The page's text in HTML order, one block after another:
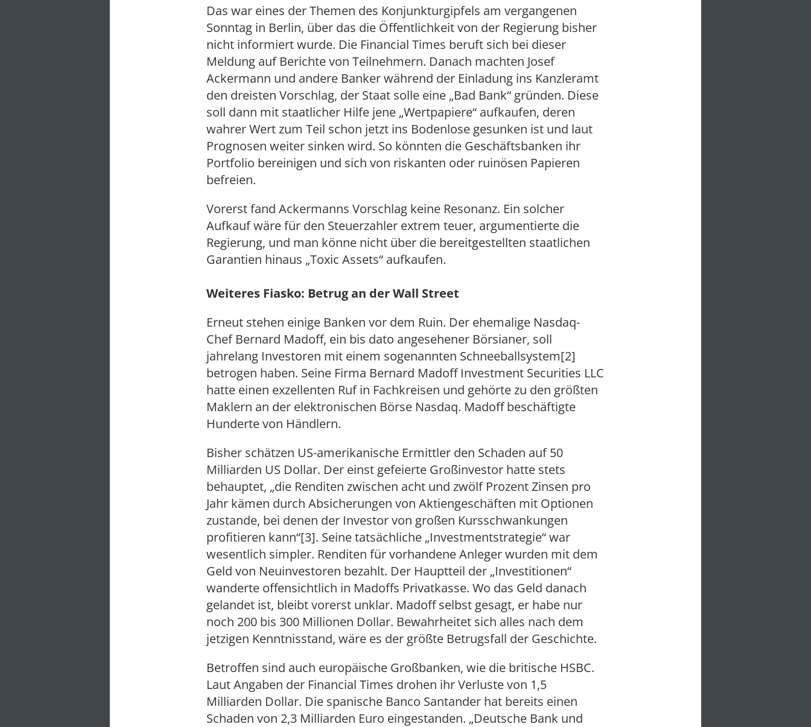
Das war eines der Themen des Konjunkturgipfels am vergangenen
Sonntag in Berlin, über das die Öffentlichkeit von der Regierung bisher
nicht informiert wurde. Die Financial Times beruft sich bei dieser
Meldung auf Berichte von Teilnehmern. Danach machten Josef
Ackermann und andere Banker während der Einladung ins Kanzleramt
den dreisten Vorschlag, der Staat solle eine „Bad Bank“ gründen. Diese
soll dann mit staatlicher Hilfe jene „Wertpapiere“ aufkaufen, deren
wahrer Wert zum Teil schon jetzt ins Bodenlose gesunken ist und laut
Prognosen weiter sinken wird. So könnten die Geschäftsbanken ihr
Portfolio bereinigen und sich von riskanten oder ruinösen Papieren
befreien.
Vorerst fand Ackermanns Vorschlag keine Resonanz. Ein solcher
Aufkauf wäre für den Steuerzahler extrem teuer, argumentierte die
Regierung, und man könne nicht über die bereitgestellten staatlichen
Garantien hinaus „Toxic Assets“ aufkaufen.
Weiteres Fiasko: Betrug an der Wall Street
Erneut stehen einige Banken vor dem Ruin. Der ehemalige Nasdaq-
Chef Bernard Madoff, ein bis dato angesehener Börsianer, soll
jahrelang Investoren mit einem sogenannten Schneeballsystem[2]
betrogen haben. Seine Firma Bernard Madoff Investment Securities LLC
hatte einen exzellenten Ruf in Fachkreisen und gehörte zu den größten
Maklern an der elektronischen Börse Nasdaq. Madoff beschäftigte
Hunderte von Händlern.
Bisher schätzen US-amerikanische Ermittler den Schaden auf 50
Milliarden US Dollar. Der einst gefeierte Großinvestor hatte stets
behauptet, „die Renditen zwischen acht und zwölf Prozent Zinsen pro
Jahr kämen durch Absicherungen von Aktiengeschäften mit Optionen
zustande, bei denen der Investor von großen Kursschwankungen
profitieren kann“[3]. Seine tatsächliche „Investmentstrategie“ war
wesentlich simpler. Renditen für vorhandene Anleger wurden mit dem
Geld von Neuinvestoren bezahlt. Der Hauptteil der „Investitionen“
wanderte offensichtlich in Madoffs Privatkasse. Wo das Geld danach
gelandet ist, bleibt vorerst unklar. Madoff selbst gesagt, er habe nur
noch 200 bis 300 Millionen Dollar. Bewahrheitet sich alles nach dem
jetzigen Kenntnisstand, wäre es der größte Betrugsfall der Geschichte.
Betroffen sind auch europäische Großbanken, wie die britische HSBC.
Laut Angaben der Financial Times drohen ihr Verluste von 1,5
Milliarden Dollar. Die spanische Banco Santander hat bereits einen
Schaden von 2,3 Milliarden Euro eingestanden. „Deutsche Bank und